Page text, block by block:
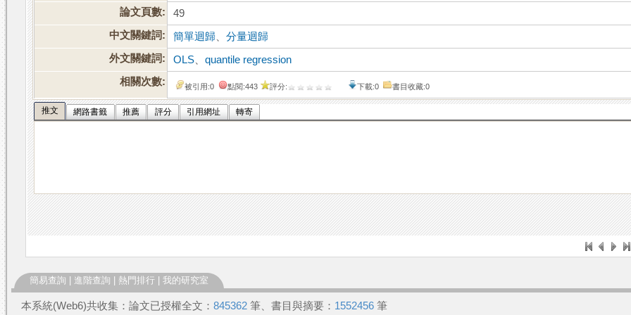
論文頁數:
49
中文關鍵詞:
簡單迴歸 、分量迴歸
外文關鍵詞:
OLS 、quantile regression
相關次數:
被引用:0 點閱:443 評分: 下載:0 書目收藏:0
推文 網路書籤 推薦 評分 引用網址 轉寄
簡易查詢 進階查詢 熱門排行 我的研究室
本系統(Web6)共收集：論文已授權全文： 845362 筆、書目與摘要： 1552456 筆